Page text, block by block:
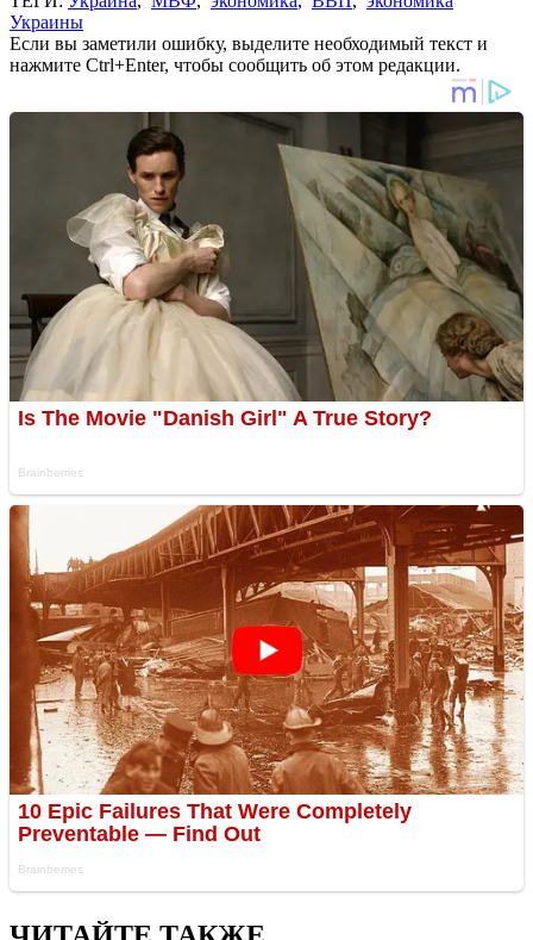
Украины
Если вы заметили ошибку, выделите необходимый текст и
нажмите Ctrl+Enter, чтобы сообщить об этом редакции.